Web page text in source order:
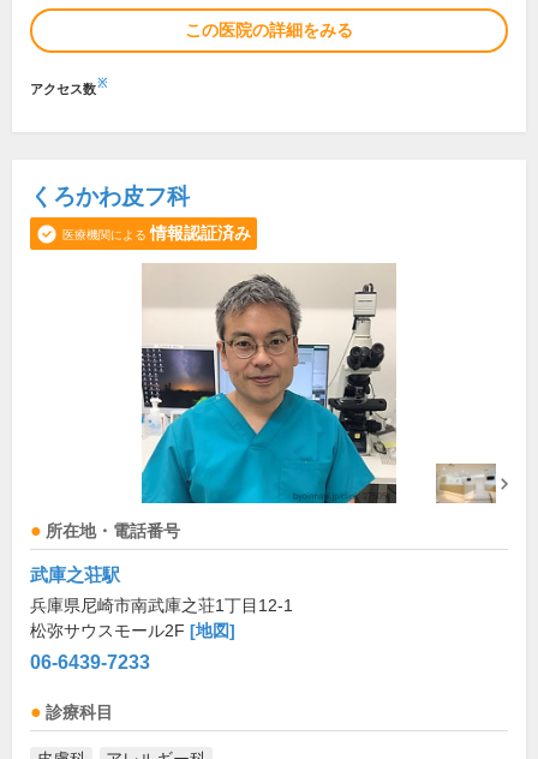
この医院の詳細をみる
アクセス数※
くろかわ皮フ科
医療機関による 情報認証済み
所在地・電話番号
武庫之荘駅
兵庫県尼崎市南武庫之荘1丁目12-1
松弥サウスモール2F [地図]
06-6439-7233
診療科目